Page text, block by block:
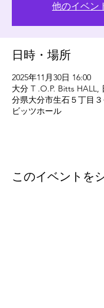
他のイベン
日時・場所
2025年11月30日 16:00
大分 T .O.P. Bitts HALL,
分県大分市生石５丁目
ビッツホール
このイベントを